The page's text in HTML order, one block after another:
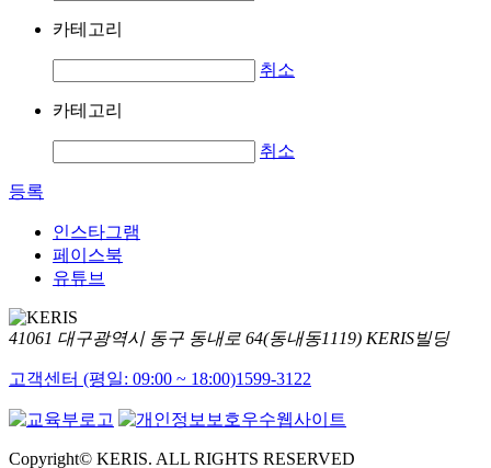
카테고리
취소
카테고리
취소
등록
인스타그램
페이스북
유튜브
41061 대구광역시 동구 동내로 64(동내동1119) KERIS빌딩
고객센터 (평일: 09:00 ~ 18:00)1599-3122
Copyright© KERIS. ALL RIGHTS RESERVED